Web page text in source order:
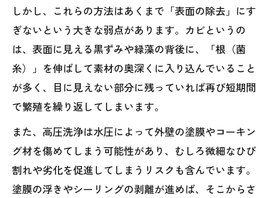
しかし、これらの方法はあくまで「表面の除去」にす
ぎないという大きな弱点があります。カビというの
は、表面に見える黒ずみや緑藻の背後に、「根（菌
糸）」を伸ばして素材の奥深くに入り込んでいること
が多く、目に見えない部分に残っていれば再び短期間
で繁殖を繰り返してしまいます。
また、高圧洗浄は水圧によって外壁の塗膜やコーキン
グ材を傷めてしまう可能性があり、むしろ微細なひび
割れや劣化を促進してしまうリスクも含んでいます。
塗膜の浮きやシーリングの剥離が進めば、そこからさ